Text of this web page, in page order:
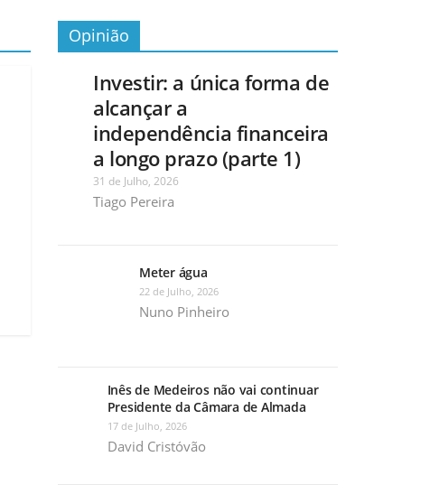
Opinião
Investir: a única forma de
alcançar a
independência financeira
a longo prazo (parte 1)
31 de Julho, 2026
Tiago Pereira
Meter água
22 de Julho, 2026
Nuno Pinheiro
Inês de Medeiros não vai continuar
Presidente da Câmara de Almada
17 de Julho, 2026
David Cristóvão